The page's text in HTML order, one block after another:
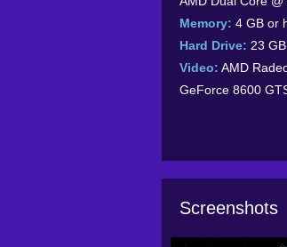
Memory: 4 GB or
Hard Drive: 23
Video: AMD
GeForce 8600
Screenshots